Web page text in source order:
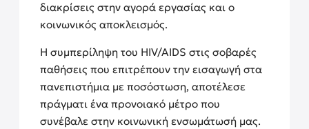
διακρίσεις στην αγορά εργασίας και ο
κοινωνικός αποκλεισμός.
Η συμπερίληψη του HIV/AIDS στις σοβαρές
παθήσεις που επιτρέπουν την εισαγωγή στα
πανεπιστήμια με ποσόστωση, αποτέλεσε
πράγματι ένα προνοιακό μέτρο που
συνέβαλε στην κοινωνική ενσωμάτωσή μας.